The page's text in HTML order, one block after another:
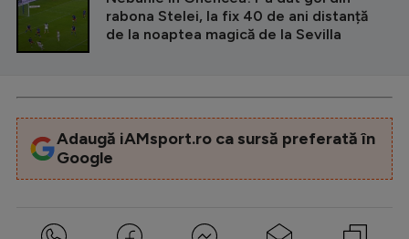
rabona Stelei, la fix 40 de ani distanță
de la noaptea magică de la Sevilla
Adaugă iAMsport.ro ca sursă preferată în
Google